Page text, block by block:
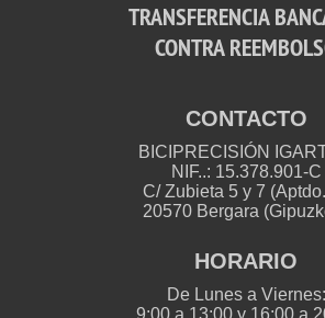
TRANSFERENCIA
CONTRA
CONTACTO
BICIPRECISIÓN
NIF..: 15.378.901-C
C/ Zubieta 5 y 7
20570 Bergara
HORARIO
De Lunes a Viernes: